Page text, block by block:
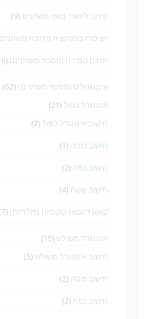
קירוב לינארי בשני משתנים (9)
רציפות בפונקציה מרובת משתנים
תחום הגדרה (מספר משתנים) (16)
אינטגרלים (מספר משתנים) (62)
אינטגרל כפול (21)
חישוב אינטגרל כפול (7)
חישוב מסה (1)
חישוב נפח (2)
חישוב שטח (4)
קואורדינטות קוטביות (פולריות) (7)
אינטגרל משולש (15)
חישוב אינטגרל משולש (5)
חישוב מסה (2)
חישוב נפח (2)